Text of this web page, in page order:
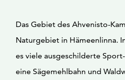
Das Gebiet des Ahvenisto-
Naturgebiet in Hämeenlinna.
es viele ausgeschilderte
eine Sägemehlbahn und